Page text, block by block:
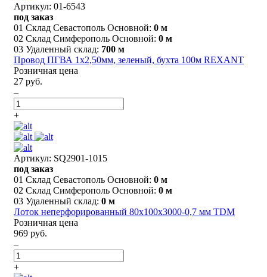
Артикул: 01-6543
под заказ
01 Склад Севастополь Основной: 0 м
02 Склад Симферополь Основной: 0 м
03 Удаленный склад: 700 м
Провод ПГВА 1х2,50мм, зеленый, бухта 100м REXANT
Розничная цена
27 руб.
–
+
Артикул: SQ2901-1015
под заказ
01 Склад Севастополь Основной: 0 м
02 Склад Симферополь Основной: 0 м
03 Удаленный склад: 0 м
Лоток неперфорированный 80х100х3000-0,7 мм TDM
Розничная цена
969 руб.
–
+